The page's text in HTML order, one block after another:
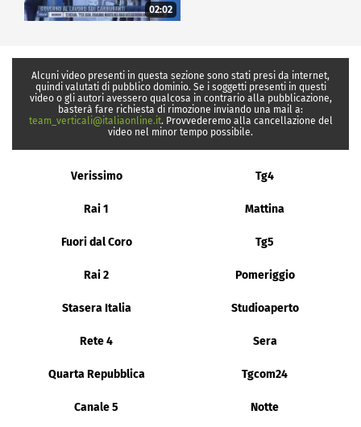
02:02
Alcuni video presenti in questa sezione sono stati presi da internet,
quindi valutati di pubblico dominio. Se i soggetti presenti in questi
video o gli autori avessero qualcosa in contrario alla pubblicazione,
basterà fare richiesta di rimozione inviando una mail a:
team_verticali@italiaonline.it. Provvederemo alla cancellazione del
video nel minor tempo possibile.
Verissimo Tg4
Rai 1 Mattina
Fuori dal Coro Tg5
Rai 2 Pomeriggio
Stasera Italia Studioaperto
Rete 4 Sera
Quarta Repubblica Tgcom24
Canale 5 Notte